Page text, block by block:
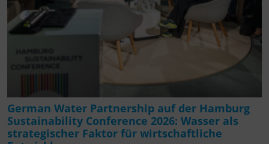
German Water Partnership auf der Hamburg
Sustainability Conference 2026: Wasser als
strategischer Faktor für wirtschaftliche